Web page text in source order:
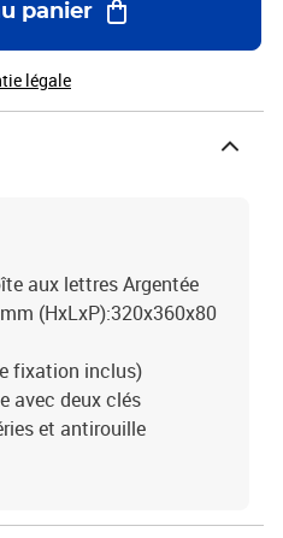
panier
légale
aux lettres Argentée
(HxLxP):320x360x80
fixation inclus)
avec deux clés
et antirouille